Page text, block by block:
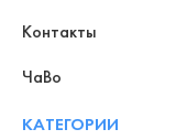
Контакты
ЧаВо
КАТЕГОРИИ